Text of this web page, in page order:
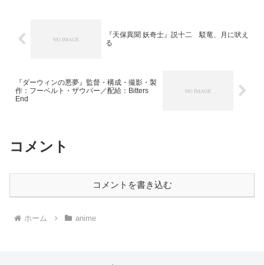
『天保異聞 妖奇士』説十二 駁竜、月に吠え
る
『ダーウィンの悪夢』監督・構成・撮影・製
作：フーベルト・ザウパー／配給：Bitters
End
コメント
コメントを書き込む
ホーム anime